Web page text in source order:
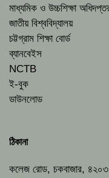
মাধ্যমিক ও উচ্চশিক্ষা
জাতীয় বিশ্ববিদ্যালয়
চট্টগ্রাম শিক্ষা বোর্ড
ব্যানবেইস
NCTB
ই-বুক
ডাউনলোড
ঠিকানা
কলেজ রোড, চকবাজার, ৪২০৩